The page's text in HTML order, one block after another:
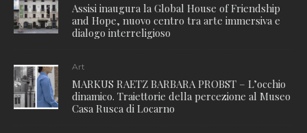
Assisi inaugura la Global House of Friendship
and Hope, nuovo centro tra arte immersiva e
dialogo interreligioso
Art
MARKUS RAETZ BARBARA PROBST – L’occhio
dinamico. Traiettorie della percezione al Museo
Casa Rusca di Locarno